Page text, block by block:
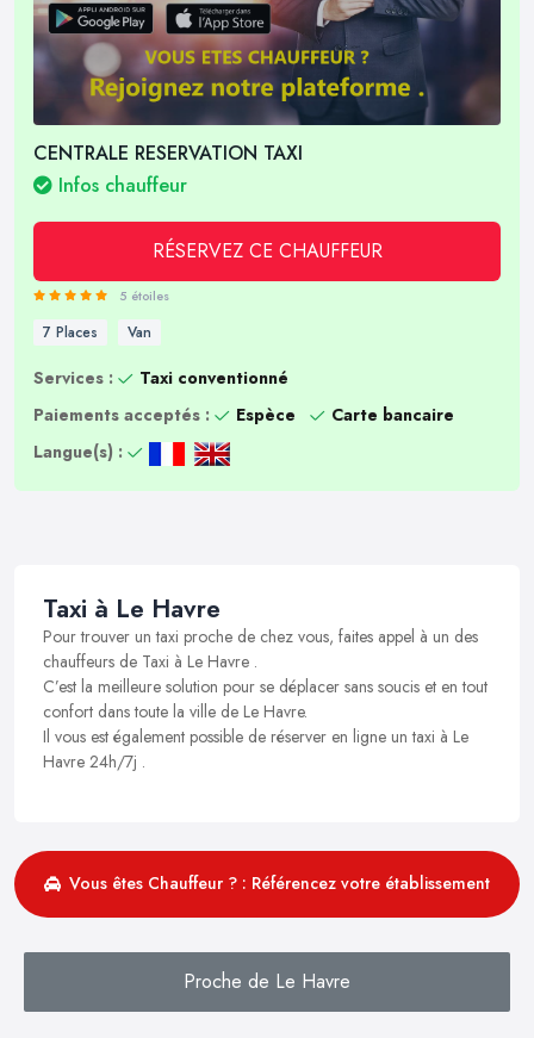
CENTRALE RESERVATION TAXI
Infos chauffeur
RÉSERVEZ CE CHAUFFEUR
5 étoiles
7 Places Van
Services :
Taxi conventionné
Paiements acceptés :
Espèce
Carte bancaire
Langue(s) :
Taxi à Le Havre
Pour trouver un taxi proche de chez vous, faites appel à un des
chauffeurs de Taxi à Le Havre .
C’est la meilleure solution pour se déplacer sans soucis et en tout
confort dans toute la ville de Le Havre.
Il vous est également possible de réserver en ligne un taxi à Le
Havre 24h/7j .
Vous êtes Chauffeur ? : Référencez votre établissement
Proche de Le Havre